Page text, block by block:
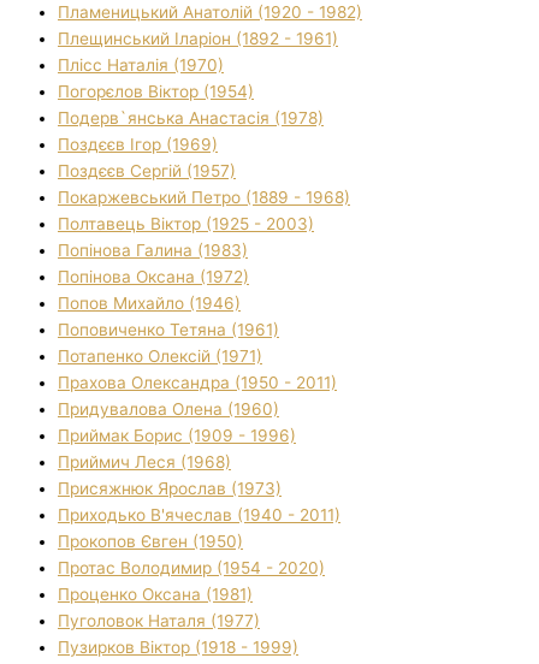
Пламеницький Анатолій (1920 - 1982)
Плещинський Іларіон (1892 - 1961)
Плісс Наталія (1970)
Погорєлов Віктор (1954)
Подерв`янська Анастасія (1978)
Поздєєв Ігор (1969)
Поздєєв Сергій (1957)
Покаржевський Петро (1889 - 1968)
Полтавець Віктор (1925 - 2003)
Попінова Галина (1983)
Попінова Оксана (1972)
Попов Михайло (1946)
Поповиченко Тетяна (1961)
Потапенко Олексій (1971)
Прахова Олександра (1950 - 2011)
Придувалова Олена (1960)
Приймак Борис (1909 - 1996)
Приймич Леся (1968)
Присяжнюк Ярослав (1973)
Приходько В'ячеслав (1940 - 2011)
Прокопов Євген (1950)
Протас Володимир (1954 - 2020)
Проценко Оксана (1981)
Пуголовок Наталя (1977)
Пузирков Віктор (1918 - 1999)